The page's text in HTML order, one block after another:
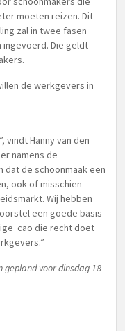
moeten reizen. Dit
zal in twee fasen
ingevoerd. Die geldt
de werkgevers in
vindt Hanny van den
namens de
dat de schoonmaak een
ook of misschien
Wij hebben
een goede basis
cao die recht doet
gepland voor dinsdag 18